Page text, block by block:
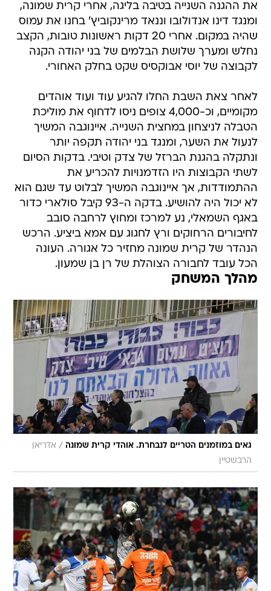
את ההגנה השנייה בטיבה בליגה, אחרי קרית שמונה,
ומנגד דינו אנדולובו וננאד מרינקוביץ' בחנו את עמוס
שהיה במקום. אחרי 20 דקות ראשונות טובות, הקצב
נחלש ומערך שלושת הבלמים של בני יהודה הקנה
לקבוצה של יוסי אבוקסיס שקט בחלק האחורי.
לאחר צאת השבת החלו להגיע עוד ועוד אוהדים
מקומיים, וכ-4,000 צופים ניסו לדחוף את מוליכת
הטבלה לניצחון במחצית השנייה. איינוגבה המשיך
לנעול את השער, ומנגד בני יהודה תקפה יותר
ונתקלה בהגנת הברזל של צדק וטיבי. בדקות הסיום
לשתי הקבוצות היו הזדמנויות להכריע את
ההתמודדות, אך איינוגבה המשיך לבלוט עד שגם הוא
לא יכול היה להושיע. בדקה ה-93 קיבל סולארי כדור
באגף השמאלי, נע למרכז ומחוץ לרחבה סובב
לחיבורים הרחוקים ורץ לחגוג עם אמא ביציע. הרכש
הנהדר של קרית שמונה מחזיר כל אגורה. העונה
הכל עובד לחבורה הצוהלת של רן בן שמעון.
מהלך המשחק
גאים במוזמנים הטריים לנבחרת. אוהדי קרית שמונה / אדריאן
הרבשטיין